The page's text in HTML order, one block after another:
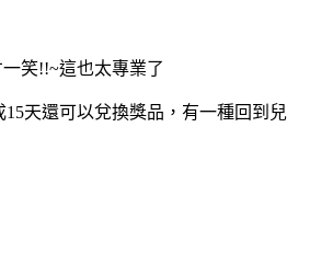
笑!!~這也太專業了
天還可以兌換獎品，有一種回到兒